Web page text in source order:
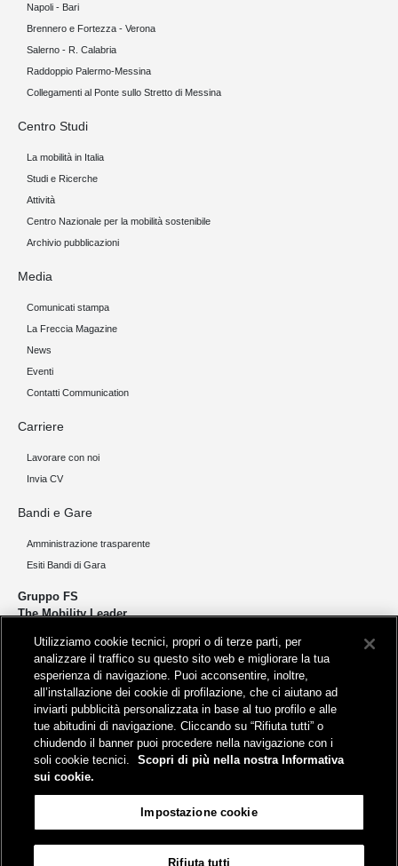
Napoli - Bari
Brennero e Fortezza - Verona
Salerno - R. Calabria
Raddoppio Palermo-Messina
Collegamenti al Ponte sullo Stretto di Messina
Centro Studi
La mobilità in Italia
Studi e Ricerche
Attività
Centro Nazionale per la mobilità sostenibile
Archivio pubblicazioni
Media
Comunicati stampa
La Freccia Magazine
News
Eventi
Contatti Communication
Carriere
Lavorare con noi
Invia CV
Bandi e Gare
Amministrazione trasparente
Esiti Bandi di Gara
Gruppo FS
The Mobility Leader
Progettiamo e realizziamo infrastrutture per una mobilità sostenibile di
persone e merci. Accorciamo le distanze per lo sviluppo e la crescita
del nostro Paese.
Piazza della Croce Rossa, 1 - 00161 Roma
Utilizziamo cookie tecnici, propri o di terze parti, per
analizzare il traffico su questo sito web e migliorare la tua
esperienza di navigazione. Puoi acconsentire, inoltre,
all’installazione dei cookie di profilazione, che ci aiutano ad
inviarti pubblicità personalizzata in base al tuo profilo e alle
tue abitudini di navigazione. Cliccando su “Rifiuta tutti” o
chiudendo il banner puoi procedere nella navigazione con i
soli cookie tecnici.
Scopri di più nella nostra Informativa
sui cookie.
Impostazione cookie
Rifiuta tutti